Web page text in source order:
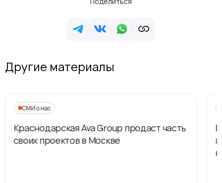
Другие материалы
СМИ о нас
Краснодарская Ava Group продаст часть
своих проектов в Москве